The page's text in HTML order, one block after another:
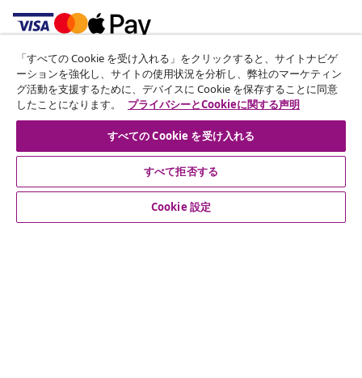
ニュースレターに登録する
70万人以上のユーザーと一緒に、vidaXLから毎週のお得
な情報や季節限定セール、新着情報を受け取りましょう。
公式SNSアカウント
「すべての Cookie を受け入れる」をクリックすると、サイトナビゲ
ーションを強化し、サイトの使用状況を分析し、弊社のマーケティン
グ活動を支援するために、デバイスに Cookie を保存することに同意
したことになります。
プライバシーとCookieに関する声明
すべての Cookie を受け入れる
すべて拒否する
Cookie 設定